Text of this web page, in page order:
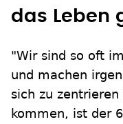
das Leben
"Wir sind so oft
und machen
sich zu
kommen, ist der